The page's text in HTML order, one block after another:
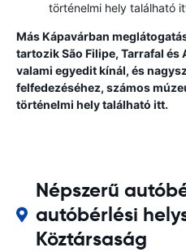
történelmi hely található
Más Kápavárban
tartozik São Filipe, Tarrafal és
valami egyedit kínál, és
felfedezéséhez, számos
történelmi hely található itt.
Népszerű
autóbérlési
Köztársaság